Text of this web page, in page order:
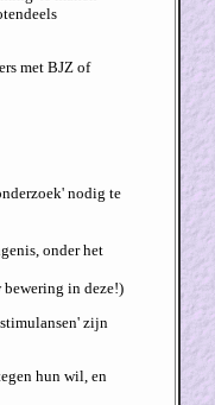
met BJZ of
nodig te
onder het
bewering in deze!)
zijn
hun wil, en